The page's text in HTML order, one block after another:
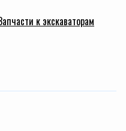
к экскаваторам